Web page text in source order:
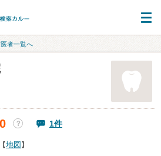
者一覧へ
？ 1件
地図 】